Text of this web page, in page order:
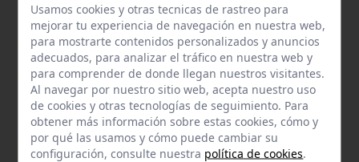
Enclaves de interés próximos
Usamos cookies y otras tecnicas de rastreo para
mejorar tu experiencia de navegación en nuestra web,
para mostrarte contenidos personalizados y anuncios
adecuados, para analizar el tráfico en nuestra web y
para comprender de donde llegan nuestros visitantes.
Al navegar por nuestro sitio web, acepta nuestro uso
de cookies y otras tecnologías de seguimiento. Para
obtener más información sobre estas cookies, cómo y
por qué las usamos y cómo puede cambiar su
configuración, consulte nuestra política de cookies.